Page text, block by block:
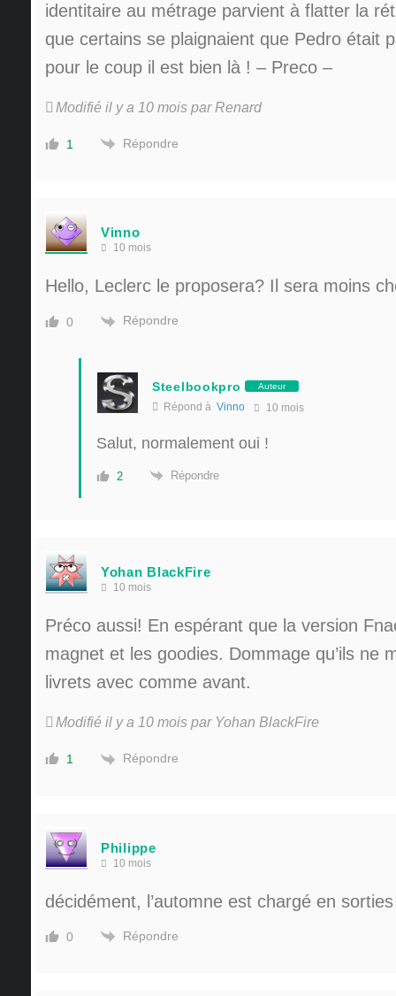
identitaire au métrage parvient à flatter la
que certains se plaignaient que Pedro était
pour le coup il est bien là ! – Preco –
Modifié il y a 10 mois par Renard
1 Répondre
Vinno
10 mois
Hello, Leclerc le proposera? Il sera moins
0 Répondre
Steelbookpro Auteur
Répond à Vinno 10 mois
Salut, normalement oui !
2 Répondre
Yohan BlackFire
10 mois
Préco aussi! En espérant que la version
magnet et les goodies. Dommage qu’ils ne
livrets avec comme avant.
Modifié il y a 10 mois par Yohan BlackFire
1 Répondre
Philippe
10 mois
décidément, l’automne est chargé en sorties
0 Répondre